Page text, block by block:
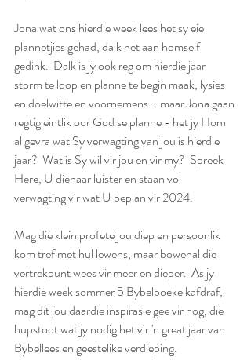
Jona wat ons hierdie week lees het sy eie
plannetjies gehad, dalk net aan homself
gedink.  Dalk is jy ook reg om hierdie jaar
storm te loop en planne te begin maak, lysies
en doelwitte en voornemens... maar Jona gaan
regtig eintlik oor God se planne - het jy Hom
al gevra wat Sy verwagting van jou is hierdie
jaar?  Wat is Sy wil vir jou en vir my?  Spreek
Here, U dienaar luister en staan vol
verwagting vir wat U beplan vir 2024.
Mag die klein profete jou diep en persoonlik
kom tref met hul lewens, maar bowenal die
vertrekpunt wees vir meer en dieper.  As jy
hierdie week sommer 5 Bybelboeke kafdraf,
mag dit jou daardie inspirasie gee vir nog, die
hupstoot wat jy nodig het vir 'n great jaar van
Bybellees en geestelike verdieping.